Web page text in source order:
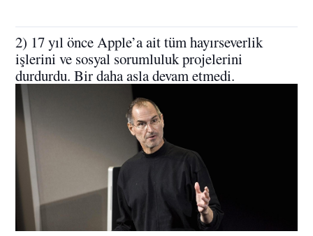
2) 17 yıl önce Apple’a ait tüm hayırseverlik
işlerini ve sosyal sorumluluk projelerini
durdurdu. Bir daha asla devam etmedi.